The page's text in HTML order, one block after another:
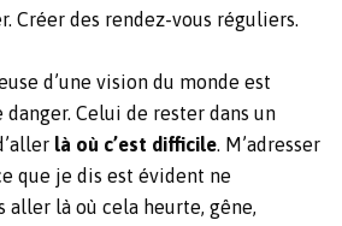
Créer des rendez-vous réguliers.
d’une vision du monde est
Celui de rester dans un
là où c’est difficile. M’adresser
que je dis est évident ne
aller là où cela heurte, gêne,